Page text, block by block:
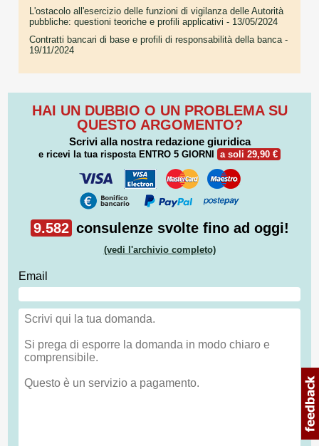
L'ostacolo all'esercizio delle funzioni di vigilanza delle Autorità
pubbliche: questioni teoriche e profili applicativi - 13/05/2024
Contratti bancari di base e profili di responsabilità della banca-
19/11/2024
HAI UN DUBBIO O UN PROBLEMA SU
QUESTO ARGOMENTO?
Scrivi alla nostra redazione giuridica
e ricevi la tua risposta ENTRO 5 GIORNI a soli 29,90 €
9.582 consulenze svolte fino ad oggi!
(vedi l'archivio completo)
Email